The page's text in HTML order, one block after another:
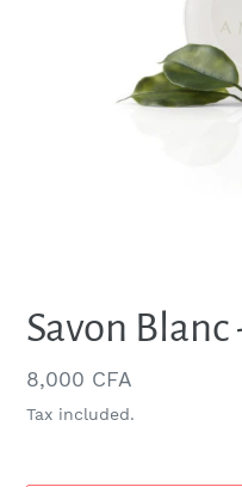
Savon
Regular
price
8,000 CFA
Tax included.